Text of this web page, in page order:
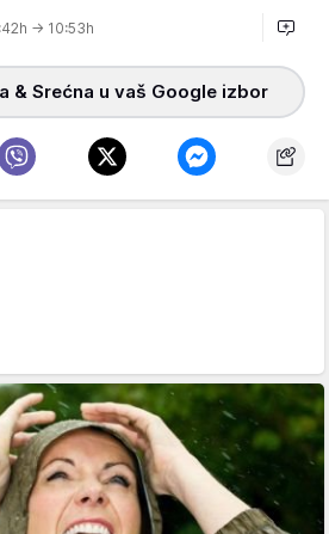
→ 10:53h
& Srećna u vaš Google izbor